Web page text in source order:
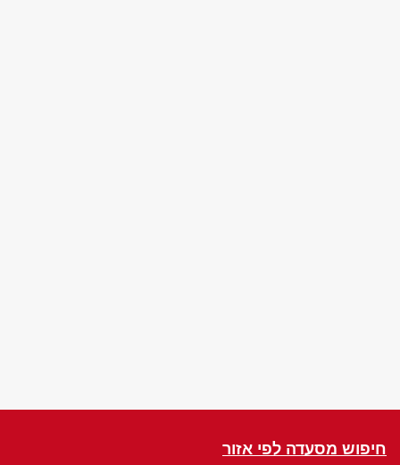
חיפוש מסעדה לפי אזור